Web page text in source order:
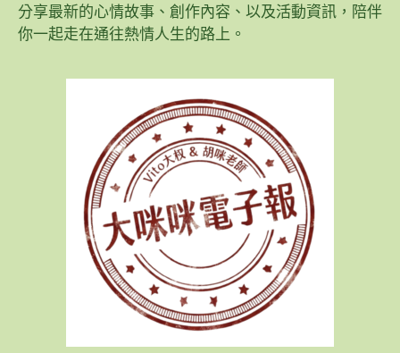
分享最新的心情故事、創作內容、以及活動資訊，陪伴
你一起走在通往熱情人生的路上。